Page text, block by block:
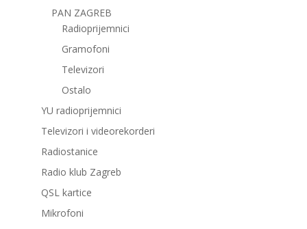
PAN ZAGREB
Radioprijemnici
Gramofoni
Televizori
Ostalo
YU radioprijemnici
Televizori i videorekorderi
Radiostanice
Radio klub Zagreb
QSL kartice
Mikrofoni